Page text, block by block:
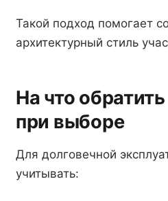
Такой подход помогает
архитектурный стиль
На что
при выборе
Для долговечной
учитывать: